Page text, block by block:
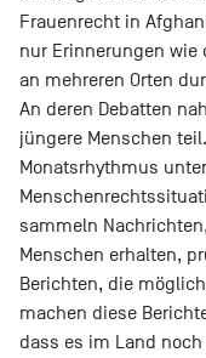
Frauenrecht in
nur Erinnerungen wie
an mehreren Orten
An deren Debatten
jüngere Menschen
Monatsrhythmus
sammeln
Menschen erhalten,
Berichten, die
machen diese
dass es im Land